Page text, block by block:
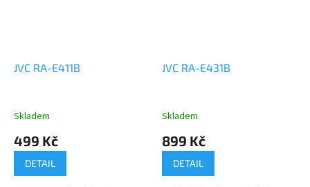
JVC RA-E411B
Skladem
499 Kč
DETAIL
JVC RA-E431B
Skladem
899 Kč
DETAIL